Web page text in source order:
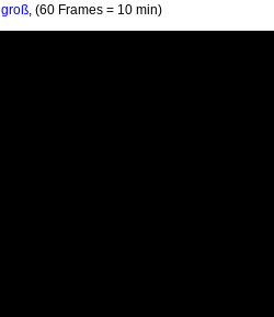
groß , (60 Frames = 10 min)